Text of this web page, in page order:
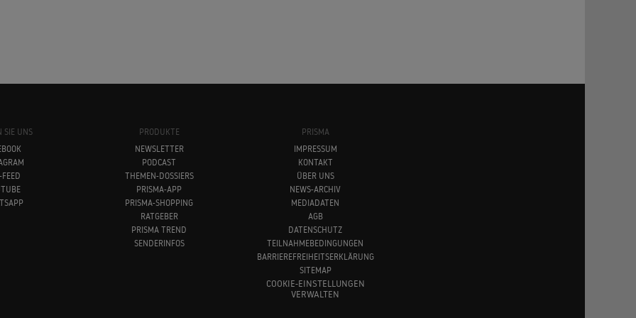
SIE UNS
FEED
PRODUKTE
NEWSLETTER
PODCAST
THEMEN-DOSSIERS
PRISMA-APP
PRISMA-SHOPPING
RATGEBER
PRISMA TREND
SENDERINFOS
PRISMA
IMPRESSUM
KONTAKT
ÜBER UNS
NEWS-ARCHIV
MEDIADATEN
AGB
DATENSCHUTZ
TEILNAHMEBEDINGUNGEN
BARRIEREFREIHEITSERKLÄRUNG
SITEMAP
COOKIE-EINSTELLUNGEN
VERWALTEN